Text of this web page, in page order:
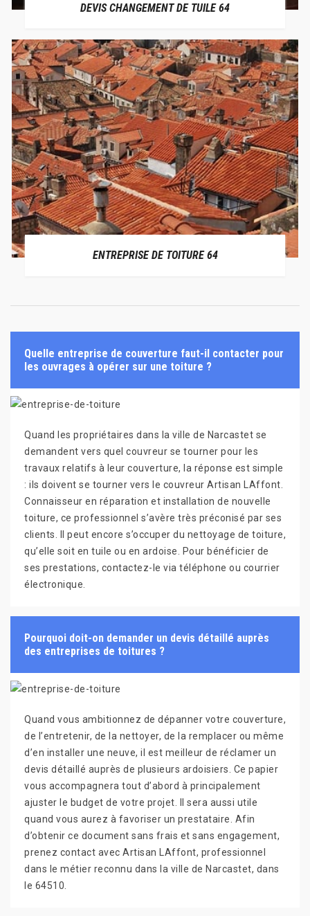
DEVIS CHANGEMENT DE TUILE 64
ENTREPRISE DE TOITURE 64
Quelle entreprise de couverture faut-il contacter pour
les ouvrages à opérer sur une toiture ?
Quand les propriétaires dans la ville de Narcastet se
demandent vers quel couvreur se tourner pour les
travaux relatifs à leur couverture, la réponse est simple
: ils doivent se tourner vers le couvreur Artisan LAffont.
Connaisseur en réparation et installation de nouvelle
toiture, ce professionnel s’avère très préconisé par ses
clients. Il peut encore s’occuper du nettoyage de toiture,
qu’elle soit en tuile ou en ardoise. Pour bénéficier de
ses prestations, contactez-le via téléphone ou courrier
électronique.
Pourquoi doit-on demander un devis détaillé auprès
des entreprises de toitures ?
Quand vous ambitionnez de dépanner votre couverture,
de l’entretenir, de la nettoyer, de la remplacer ou même
d’en installer une neuve, il est meilleur de réclamer un
devis détaillé auprès de plusieurs ardoisiers. Ce papier
vous accompagnera tout d’abord à principalement
ajuster le budget de votre projet. Il sera aussi utile
quand vous aurez à favoriser un prestataire. Afin
d’obtenir ce document sans frais et sans engagement,
prenez contact avec Artisan LAffont, professionnel
dans le métier reconnu dans la ville de Narcastet, dans
le 64510.